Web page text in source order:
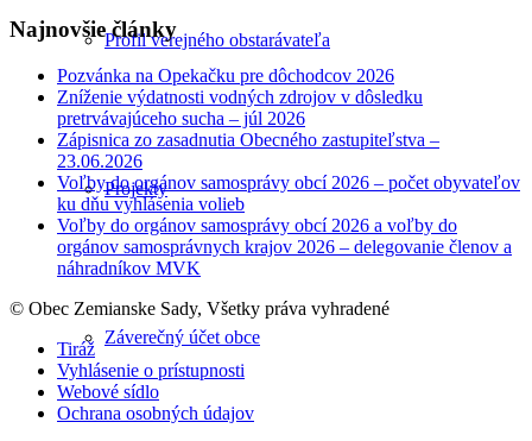
Profil verejného obstarávateľa
Projekty
Záverečný účet obce
Najnovšie články
Pozvánka na Opekačku pre dôchodcov 2026
Zníženie výdatnosti vodných zdrojov v dôsledku
pretrvávajúceho sucha – júl 2026
Zápisnica zo zasadnutia Obecného zastupiteľstva –
23.06.2026
Voľby do orgánov samosprávy obcí 2026 – počet obyvateľov
ku dňu vyhlásenia volieb
Voľby do orgánov samosprávy obcí 2026 a voľby do
orgánov samosprávnych krajov 2026 – delegovanie členov a
náhradníkov MVK
© Obec Zemianske Sady, Všetky práva vyhradené
Tiráž
Vyhlásenie o prístupnosti
Webové sídlo
Ochrana osobných údajov